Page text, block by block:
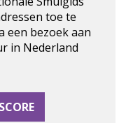
toe te
een bezoek aan
in Nederland